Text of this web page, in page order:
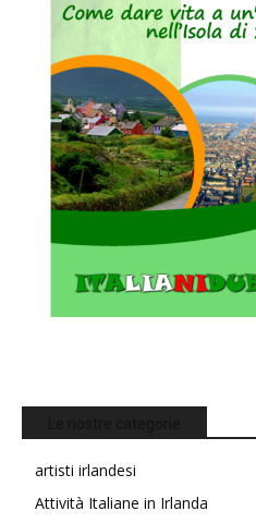
artisti irlandesi
Attività Italiane in Irlanda